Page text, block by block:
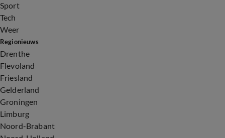
Sport
Tech
Weer
Regionieuws
Drenthe
Flevoland
Friesland
Gelderland
Groningen
Limburg
Noord-Brabant